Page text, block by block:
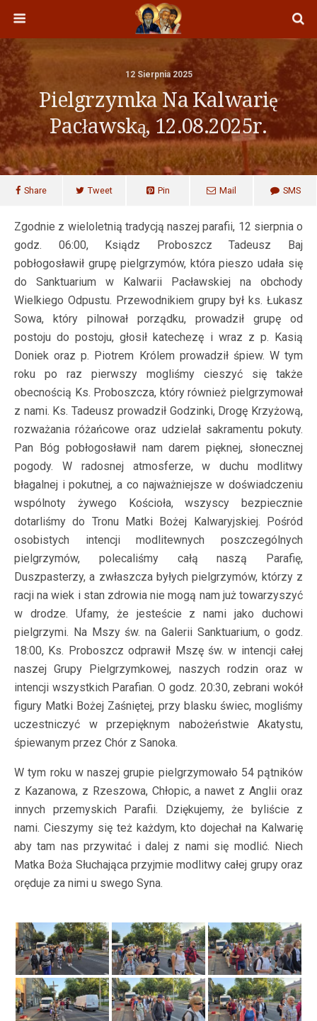
12 Sierpnia 2025
Pielgrzymka Na Kalwarię
Pacławską, 12.08.2025r.
Share Tweet Pin Mail SMS
Zgodnie z wieloletnią tradycją naszej parafii, 12 sierpnia o
godz. 06:00, Ksiądz Proboszcz Tadeusz Baj
pobłogosławił grupę pielgrzymów, która pieszo udała się
do Sanktuarium w Kalwarii Pacławskiej na obchody
Wielkiego Odpustu. Przewodnikiem grupy był ks. Łukasz
Sowa, który pilnował porządku, prowadził grupę od
postoju do postoju, głosił katechezę i wraz z p. Kasią
Doniek oraz p. Piotrem Królem prowadził śpiew. W tym
roku po raz pierwszy mogliśmy cieszyć się także
obecnością Ks. Proboszcza, który również pielgrzymował
z nami. Ks. Tadeusz prowadził Godzinki, Drogę Krzyżową,
rozważania różańcowe oraz udzielał sakramentu pokuty.
Pan Bóg pobłogosławił nam darem pięknej, słonecznej
pogody. W radosnej atmosferze, w duchu modlitwy
błagalnej i pokutnej, a co najważniejsze w doświadczeniu
wspólnoty żywego Kościoła, wszyscy bezpiecznie
dotarliśmy do Tronu Matki Bożej Kalwaryjskiej. Pośród
osobistych intencji modlitewnych poszczególnych
pielgrzymów, polecaliśmy całą naszą Parafię,
Duszpasterzy, a zwłaszcza byłych pielgrzymów, którzy z
racji na wiek i stan zdrowia nie mogą nam już towarzyszyć
w drodze. Ufamy, że jesteście z nami jako duchowi
pielgrzymi. Na Mszy św. na Galerii Sanktuarium, o godz.
18:00, Ks. Proboszcz odprawił Mszę św. w intencji całej
naszej Grupy Pielgrzymkowej, naszych rodzin oraz w
intencji wszystkich Parafian. O godz. 20:30, zebrani wokół
figury Matki Bożej Zaśniętej, przy blasku świec, mogliśmy
uczestniczyć w przepięknym nabożeństwie Akatystu,
śpiewanym przez Chór z Sanoka.
W tym roku w naszej grupie pielgrzymowało 54 pątników
z Kazanowa, z Rzeszowa, Chłopic, a nawet z Anglii oraz
innych przemyskich Parafii. Dziękujemy, że byliście z
nami. Cieszymy się też każdym, kto dojechał na Kalwarię
aby tam nas przywitać i dalej z nami się modlić. Niech
Matka Boża Słuchająca przyjmie modlitwy całej grupy oraz
oręduje za nimi u swego Syna.